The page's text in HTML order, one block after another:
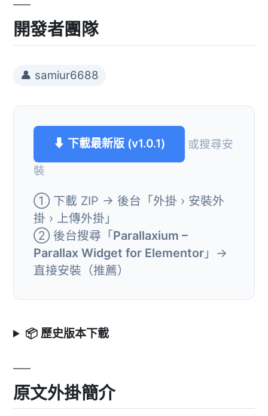
開發者團隊
👤 samiur6688
⬇ 下載最新版 (v1.0.1)
或搜尋安
裝
① 下載 ZIP → 後台「外掛 › 安裝外
掛 › 上傳外掛」
② 後台搜尋「Parallaxium –
Parallax Widget for Elementor 」→
直接安裝（推薦）
📦 歷史版本下載
原文外掛簡介